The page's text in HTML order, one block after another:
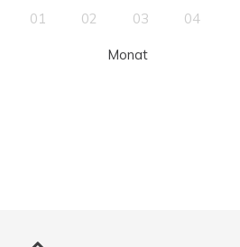
01 02 03 04
Monat